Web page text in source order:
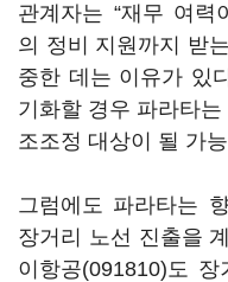
관계자는 “재무 여력
의 정비 지원까지 받
중한 데는 이유가 있
기화할 경우 파라타
조조정 대상이 될 가
그럼에도 파라타는
장거리 노선 진출을
이항공(091810)도 장